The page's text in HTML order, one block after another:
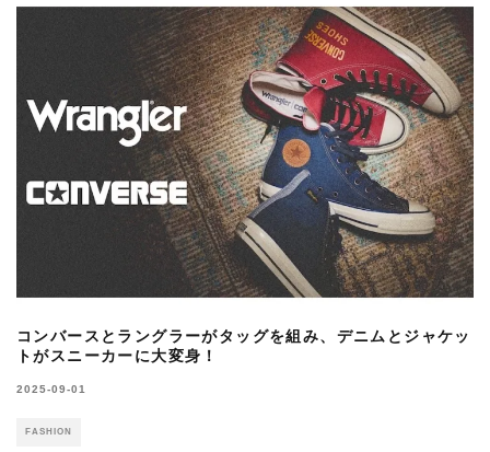
コンバースとラングラーがタッグを組み、デニムとジャケッ
トがスニーカーに大変身！
2025-09-01
FASHION